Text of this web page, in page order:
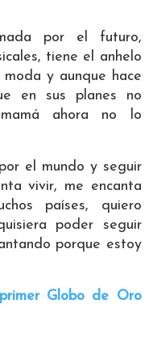
por el futuro,
tiene el anhelo
y aunque hace
en sus planes no
ahora no lo
el mundo y seguir
vivir, me encanta
países, quiero
poder seguir
porque estoy
Globo de Oro